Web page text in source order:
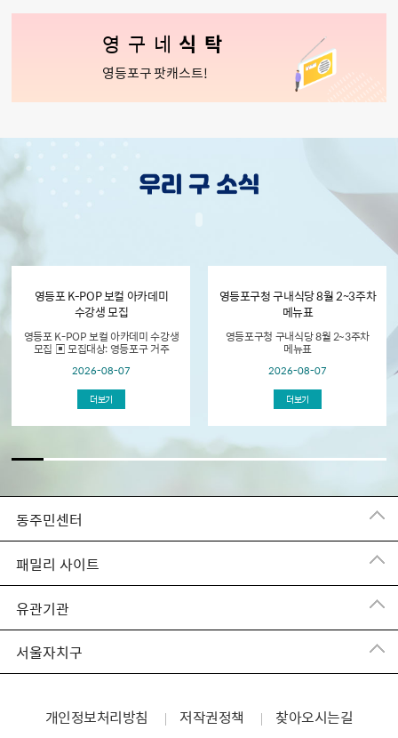
영구네 식탁
영등포구 팟캐스트!
영등포 K-POP 보컬 아카데미
수강생 모집
영등포 K-POP 보컬 아카데미 수강생
모집 ▣ 모집대상: 영등포구 거주
8. 18.(화) 09:00 ~ 선착순 접수 ▣
교육개...
2026-08-07
더보기
영등포구청 구내식당 8월 2~3주차
메뉴표
영등포구청 구내식당 8월 2~3주차
메뉴표
2026-08-07
더보기
동주민센터
패밀리 사이트
유관기관
서울자치구
개인정보처리방침 저작권정책
찾아오시는길